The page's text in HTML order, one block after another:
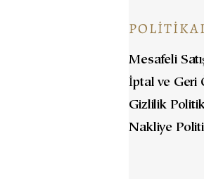
Mesafeli
İptal ve Geri
Gizlilik
Nakliye